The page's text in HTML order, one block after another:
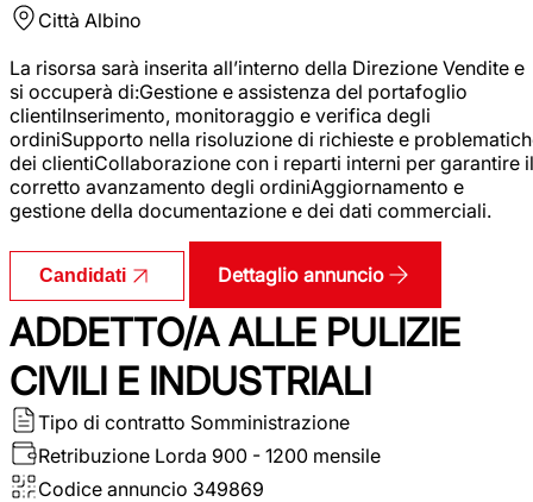
Città Albino
La risorsa sarà inserita all’interno della Direzione Vendite e
si occuperà di:Gestione e assistenza del portafoglio
clientiInserimento, monitoraggio e verifica degli
ordiniSupporto nella risoluzione di richieste e
dei clientiCollaborazione con i reparti interni per garantire il
corretto avanzamento degli ordiniAggiornamento e
gestione della documentazione e dei dati commerciali.
Candidati Dettaglio annuncio
ADDETTO/A ALLE PULIZIE
CIVILI E INDUSTRIALI
Tipo di contratto Somministrazione
Retribuzione Lorda 900 - 1200 mensile
Codice annuncio 349869